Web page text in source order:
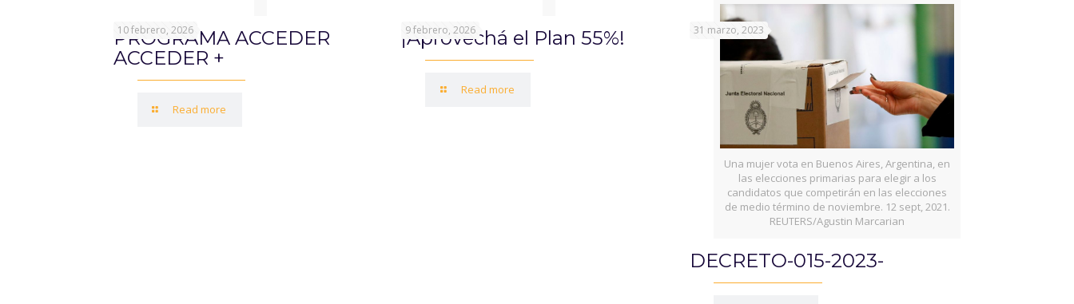
10 febrero, 2026
PROGRAMA ACCEDER
ACCEDER +
Read more
9 febrero, 2026
¡Aprovechá el Plan 55%!
Read more
Una mujer vota en Buenos Aires, Argentina, en
las elecciones primarias para elegir a los
candidatos que competirán en las elecciones
de medio término de noviembre. 12 sept, 2021.
REUTERS/Agustin Marcarian
31 marzo, 2023
DECRETO-015-2023-